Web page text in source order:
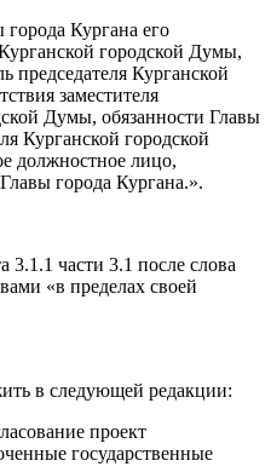
города Кургана его
городской Думы,
председателя Курганской
заместителя
Думы, обязанности Главы
Курганской городской
должностное лицо,
города Кургана.».
3.1.1 части 3.1 после слова
«в пределах своей
в следующей редакции:
проект
государственные